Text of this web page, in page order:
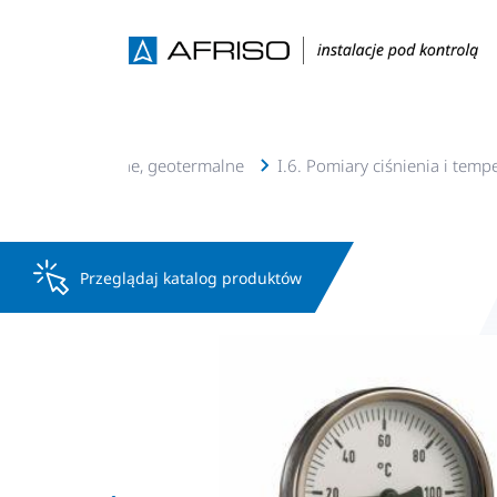
c.w.u, solarne, geotermalne I.6. Pomiary ciśnienia i
Przeglądaj katalog produktów